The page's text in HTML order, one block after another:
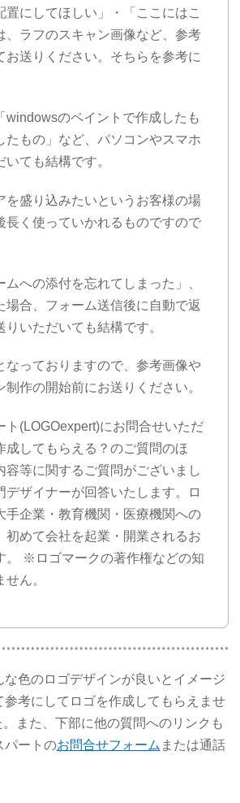
にしてほしい」・「ここにはこ
ラフのスキャン画像など、参考
お送りください。そちらを参考に
windowsのペイントで作成したも
もの」など、パソコンやスマホ
ても結構です。
盛り込みたいというお客様の場
く使っていかれるものですので
への添付を忘れてしまった」、
場合、フォーム送信後に自動で返
いただいても結構です。
なっておりますので、参考画像や
作の開始前にお送りください。
(LOGOexpert)にお問合せいただ
してもらえる？のご質問のほ
等に関するご質問がございまし
ザイナーが回答いたします。ロ
手企業・教育機関・医療機関への
めて会社を起業・開業されるお
。 ※ロゴマークの著作権などの知
ん。
色のロゴデザインが良いとイメージ
考にしてロゴを作成してもらえませ
また、下部に他の質問へのリンクも
パートのお問合せフォーム または通話